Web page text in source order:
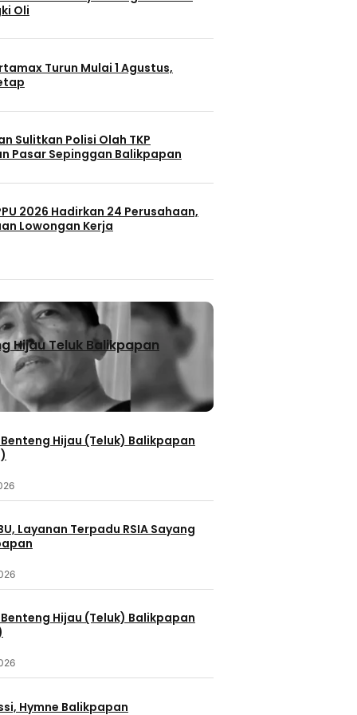
Oli
Turun Mulai 1 Agustus,
Sulitkan Polisi Olah TKP
Pasar Sepinggan Balikpapan
2026 Hadirkan 24 Perusahaan,
Lowongan Kerja
Hijau Teluk Balikpapan
Hijau (Teluk) Balikpapan
Layanan Terpadu RSIA Sayang
Hijau (Teluk) Balikpapan
Hymne Balikpapan